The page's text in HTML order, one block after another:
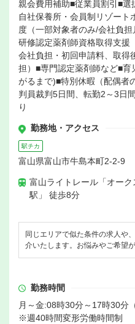
親会費用補助■従業員割引■
自社保養所・会員制リゾート
度（一部対象者のみ/会社負
研修認定薬剤師資格取得支援
会社負担・初回申請料、取得
担）■専門認定薬剤師など■
がるまで)■特別休暇（配偶者
判員裁判5日間、転勤2～3日
り
勤務地・アクセス
駅チカ
富山県富山市牛島本町2-2-9
富山ライトレール「オー
駅」 徒歩8分
同じエリアで似た条件の求人や
介いたします。お悩みやご希望
勤務時間
月～金:08時30分～17時30分
※週40時間変形労働時間制